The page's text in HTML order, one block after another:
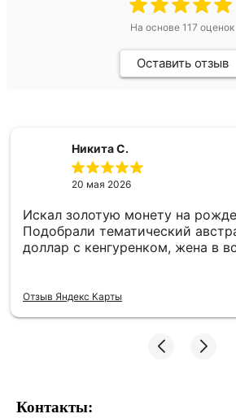
На основе 117 оценок
Оставить отзыв
Никита С.
20 мая 2026
Искал золотую монету на
Подобрали тематический
доллар с кенгуренком, жена в
Отзыв Яндекс Карты
Контакты: